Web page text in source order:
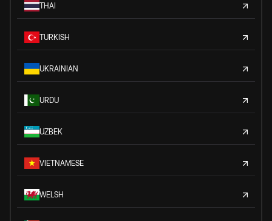
THAI
TURKISH
UKRAINIAN
URDU
UZBEK
VIETNAMESE
WELSH